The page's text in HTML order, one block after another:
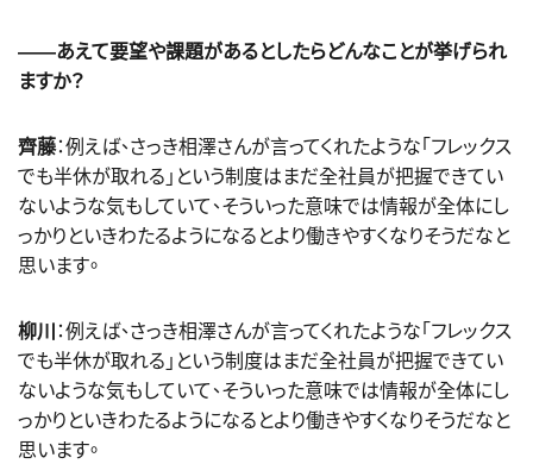
――あえて要望や課題があるとしたらどんなことが挙げられ
ますか？
齊藤：例えば、さっき相澤さんが言ってくれたような「フレックス
でも半休が取れる」という制度はまだ全社員が把握できてい
ないような気もしていて、そういった意味では情報が全体にし
っかりといきわたるようになるとより働きやすくなりそうだなと
思います。
柳川：例えば、さっき相澤さんが言ってくれたような「フレックス
でも半休が取れる」という制度はまだ全社員が把握できてい
ないような気もしていて、そういった意味では情報が全体にし
っかりといきわたるようになるとより働きやすくなりそうだなと
思います。